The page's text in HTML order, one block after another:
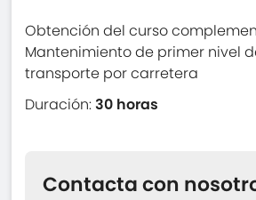
Obtención del curso
Mantenimiento de primer nivel
transporte por carretera
Duración:30 horas
Contacta con